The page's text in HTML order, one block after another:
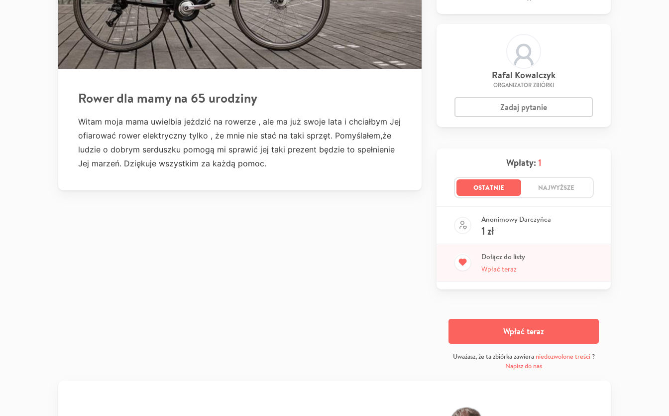
Rower dla mamy na 65 urodziny
Witam moja mama uwielbia jeżdzić na rowerze , ale ma już swoje lata i chciałbym Jej
ofiarować rower elektryczny tylko , że mnie nie stać na taki sprzęt. Pomyślałem,że
ludzie o dobrym serduszku pomogą mi sprawić jej taki prezent będzie to spełnienie
Jej marzeń. Dziękuje wszystkim za każdą pomoc.
Rafal Kowalczyk
ORGANIZATOR ZBIÓRKI
Zadaj pytanie
Wpłaty: 1
OSTATNIE NAJWYŻSZE
Anonimowy Darczyńca
1 zł
Dołącz do listy
Wpłać teraz
Wpłać teraz
Uważasz, że ta zbiórka zawiera niedozwolone treści?
Napisz do nas